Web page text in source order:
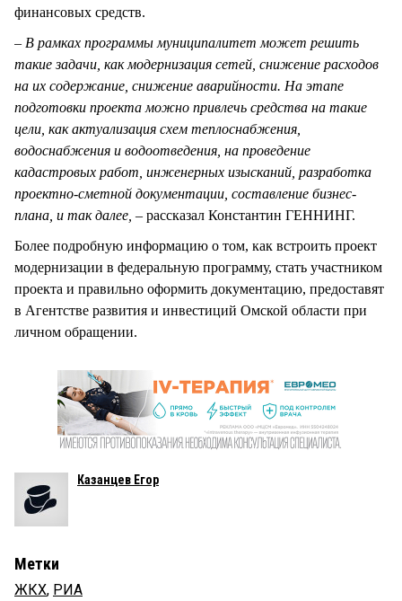
финансовых средств.
– В рамках программы муниципалитет может решить
такие задачи, как модернизация сетей, снижение расходов
на их содержание, снижение аварийности. На этапе
подготовки проекта можно привлечь средства на такие
цели, как актуализация схем теплоснабжения,
водоснабжения и водоотведения, на проведение
кадастровых работ, инженерных изысканий, разработка
проектно-сметной документации, составление бизнес-
плана, и так далее, – рассказал Константин ГЕННИНГ.
Более подробную информацию о том, как встроить проект
модернизации в федеральную программу, стать участником
проекта и правильно оформить документацию, предоставят
в Агентстве развития и инвестиций Омской области при
личном обращении.
Казанцев Егор
Метки
ЖКХ, РИА